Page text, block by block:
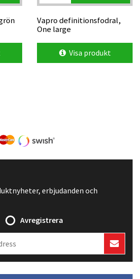
Vapro definitionsfodral,
One large
Visa produkt
erbjudanden och
Avregistrera